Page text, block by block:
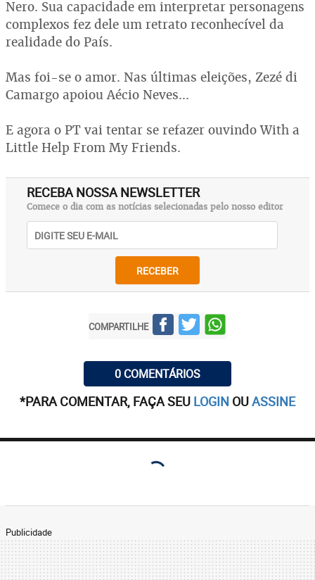
Nero. Sua capacidade em interpretar personagens
complexos fez dele um retrato reconhecível da
realidade do País.
Mas foi-se o amor. Nas últimas eleições, Zezé di
Camargo apoiou Aécio Neves...
E agora o PT vai tentar se refazer ouvindo With a
Little Help From My Friends.
RECEBA NOSSA NEWSLETTER
Comece o dia com as notícias selecionadas pelo nosso editor
RECEBER
COMPARTILHE
0 COMENTÁRIOS
*PARA COMENTAR, FAÇA SEU LOGIN OUASSINE
Publicidade